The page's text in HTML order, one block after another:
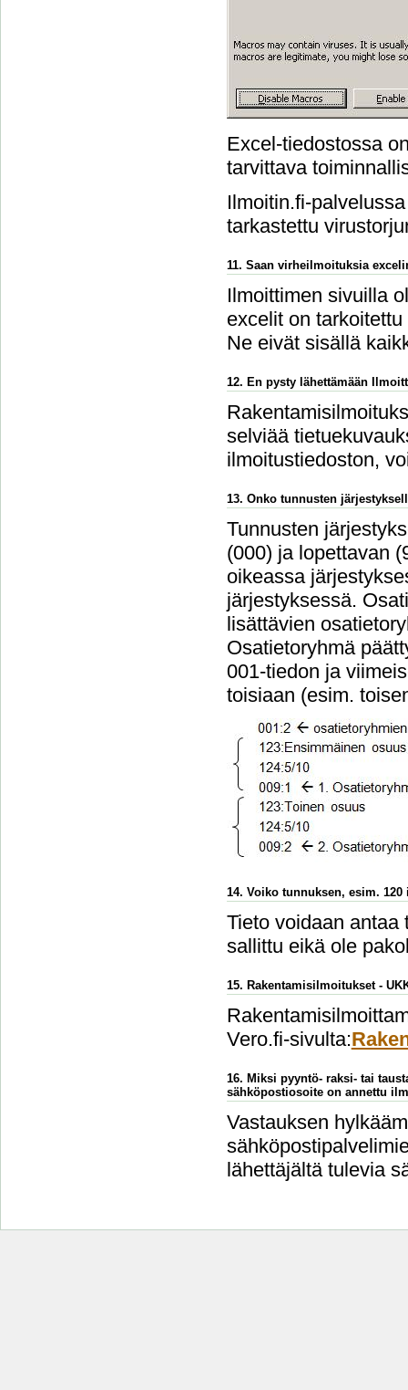
Excel-tiedostossa
tarvittava
Ilmoitin.fi-
tarkastettu
11. Saan virheilmoituksia
Ilmoittimen sivuilla
excelit on
Ne eivät sisällä
12. En pysty lähettämään
selviää
ilmoitustiedoston,
13. Onko tunnusten
Tunnusten
(000) ja lopettavan
oikeassa
järjestyksessä.
lisättävien
Osatietoryhmä
001-tiedon ja
toisiaan (esim.
14. Voiko tunnuksen, esim.
Tieto voidaan
sallittu eikä ole
15. Rakentamisilmoitukset -
Vero.fi-sivulta:
16. Miksi pyyntö- raksi- tai
sähköpostiosoite on annettu
Vastauksen
lähettäjältä tulevia